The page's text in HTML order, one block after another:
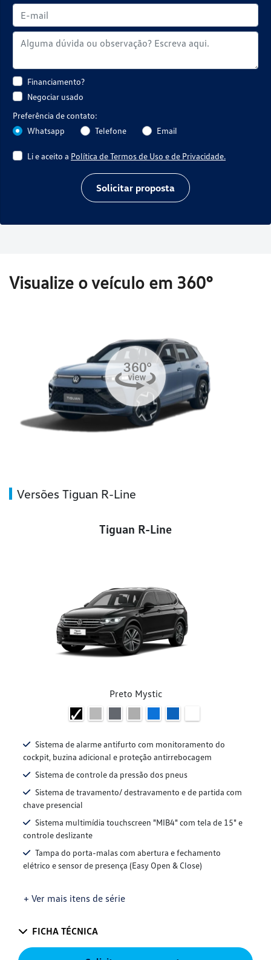
Financiamento?
Negociar usado
Preferência de contato:
Whatsapp
Telefone Email
Li e aceito a Política de Termos de Uso e de Privacidade.
Solicitar proposta
Visualize o veículo em 360°
Versões Tiguan R-Line
Tiguan R-Line
Preto Mystic
Sistema de alarme antifurto com monitoramento do
cockpit, buzina adicional e proteção antirrebocagem
Sistema de controle da pressão dos pneus
Sistema de travamento/ destravamento e de partida com
chave presencial
Sistema multimídia touchscreen "MIB4" com tela de 15" e
controle deslizante
Tampa do porta-malas com abertura e fechamento
elétrico e sensor de presença (Easy Open & Close)
+ Ver mais itens de série
FICHA TÉCNICA